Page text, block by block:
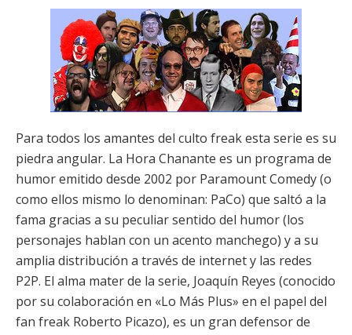
Para todos los amantes del culto freak esta serie es su
piedra angular. La Hora Chanante es un programa de
humor emitido desde 2002 por Paramount Comedy (o
como ellos mismo lo denominan: PaCo) que saltó a la
fama gracias a su peculiar sentido del humor (los
personajes hablan con un acento manchego) y a su
amplia distribución a través de internet y las redes
P2P. El alma mater de la serie, Joaquín Reyes (conocido
por su colaboración en «Lo Más Plus» en el papel del
fan freak Roberto Picazo), es un gran defensor de